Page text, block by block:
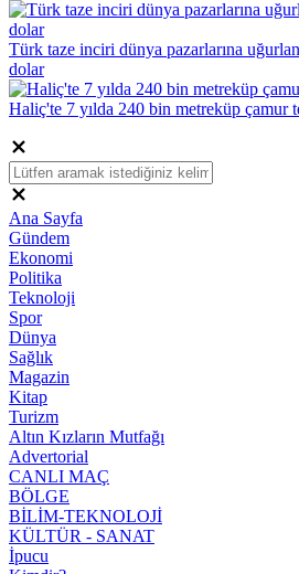
Türk taze inciri dünya pazarlarına
dolar
Haliç'te 7 yılda 240 bin metreküp çamur
Ana Sayfa
Gündem
Ekonomi
Politika
Teknoloji
Spor
Dünya
Sağlık
Magazin
Kitap
Turizm
Altın Kızların Mutfağı
Advertorial
CANLI MAÇ
BÖLGE
BİLİM-TEKNOLOJİ
KÜLTÜR - SANAT
İpucu